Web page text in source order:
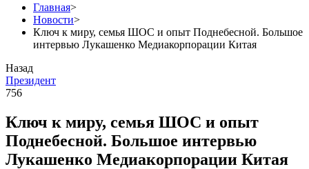
Главная>
Новости>
Ключ к миру, семья ШОС и опыт Поднебесной. Большое
интервью Лукашенко Медиакорпорации Китая
Назад
Президент
756
Ключ к миру, семья ШОС и опыт
Поднебесной. Большое интервью
Лукашенко Медиакорпорации Китая